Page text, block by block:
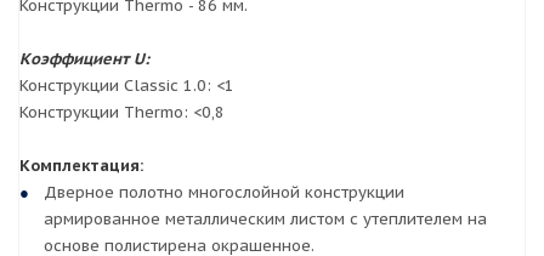
Конструкции Thermo - 86 мм.
Коэффициент U:
Конструкции Classic 1.0: <1
Конструкции Thermo: <0,8
Комплектация:
Дверное полотно многослойной конструкции
армированное металлическим листом с утеплителем на
основе полистирена окрашенное.